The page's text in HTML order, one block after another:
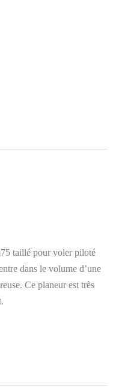
taillé pour voler piloté
dans le volume d’une
Ce planeur est très